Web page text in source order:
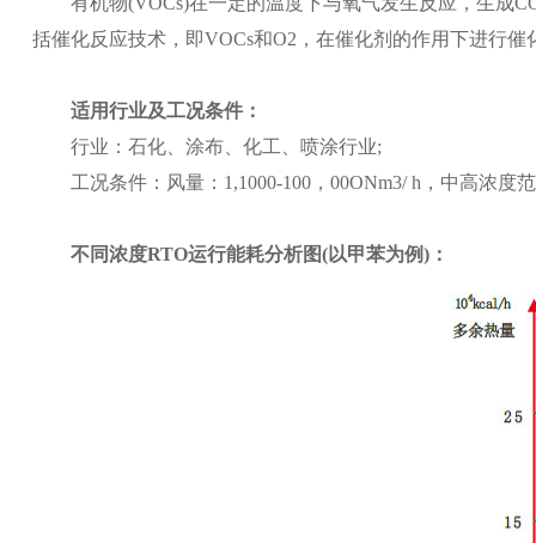
括催化反应技术，即VOCs和O2，在催化剂的作用下进行
适用行业及工况条件：
行业 ： 石化、涂布、化工、喷涂行业;
工况条件：风量： 1,1000-100，00ONm3/ h，中高浓度
不同浓度RTO运行能耗分析图(以甲苯为例)：